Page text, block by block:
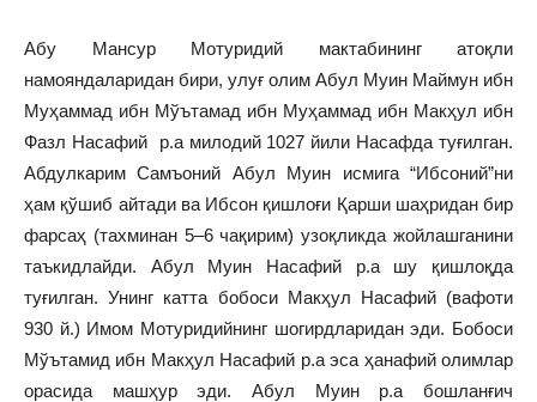
Абу Мансур Мотуридий мактабининг атоқли
намояндаларидан бири, улуғ олим Абул Муин Маймун ибн
Муҳаммад ибн Мўътамад ибн Муҳаммад ибн Макҳул ибн
Фазл Насафий р.а милодий 1027 йили Насафда туғилган.
Абдулкарим Самъоний Абул Муин исмига “Ибсоний”ни
ҳам қўшиб айтади ва Ибсон қишлоғи Қарши шаҳридан бир
фарсаҳ (тахминан 5–6 чақирим) узоқликда жойлашганини
таъкидлайди. Абул Муин Насафий р.а шу қишлоқда
туғилган. Унинг катта бобоси Макҳул Насафий (вафоти
930 й.) Имом Мотуридийнинг шогирдларидан эди. Бобоси
Мўътамид ибн Макҳул Насафий р.а эса ҳанафий олимлар
орасида машҳур эди. Абул Муин р.а бошланғич